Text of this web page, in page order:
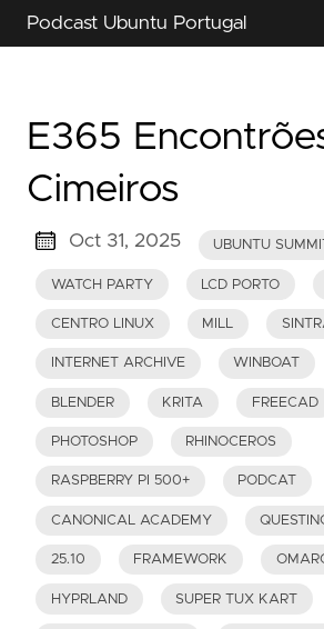
Podcast Ubuntu Portugal
E365
Cimeiros
Oct 31, 2025 UBUNTU SUMMIT
WATCH PARTY LCD PORTO
CENTRO LINUX MILL
INTERNET ARCHIVE WINBOAT
BLENDER KRITA FREECAD
PHOTOSHOP RHINOCEROS
RASPBERRY PI 500+ PODCAT
CANONICAL ACADEMY
25.10 FRAMEWORK
HYPRLAND SUPER TUX KART